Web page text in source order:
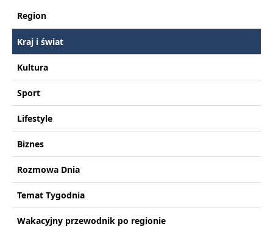
Region
Kraj i świat
Kultura
Sport
Lifestyle
Biznes
Rozmowa Dnia
Temat Tygodnia
Wakacyjny przewodnik po regionie